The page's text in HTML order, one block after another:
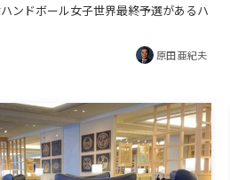
ンドボール女子世界最終予選があるハ
原田 亜紀夫